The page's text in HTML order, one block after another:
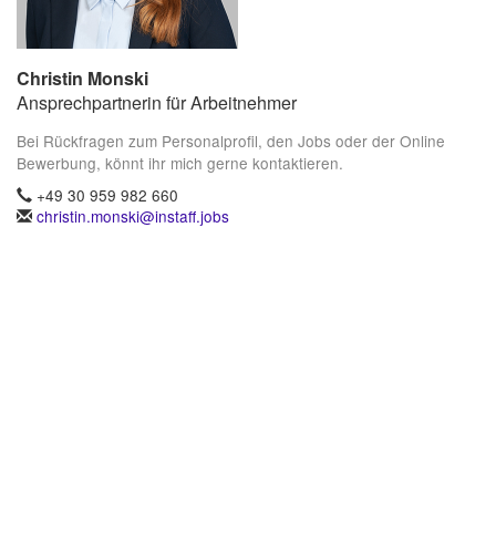
Christin Monski
Ansprechpartnerin für Arbeitnehmer
Bei Rückfragen zum Personalprofil, den Jobs oder der Online
Bewerbung, könnt ihr mich gerne kontaktieren.
+49 30 959 982 660
christin.monski@instaff.jobs